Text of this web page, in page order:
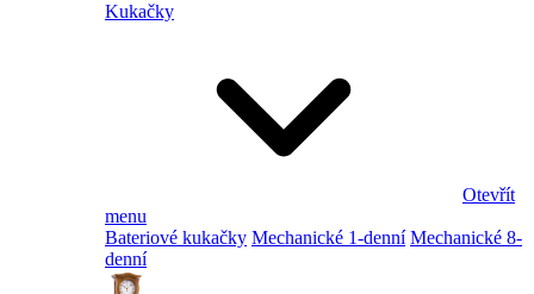
Kukačky
Otevřít
menu
Bateriové kukačky Mechanické 1-denní Mechanické 8-
denní